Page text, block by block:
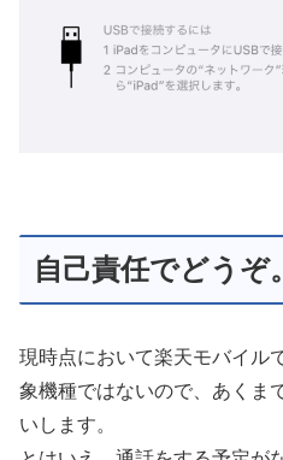
自己責任でどうぞ。
現時点において楽天モバイル
象機種ではないので、あくま
いします。